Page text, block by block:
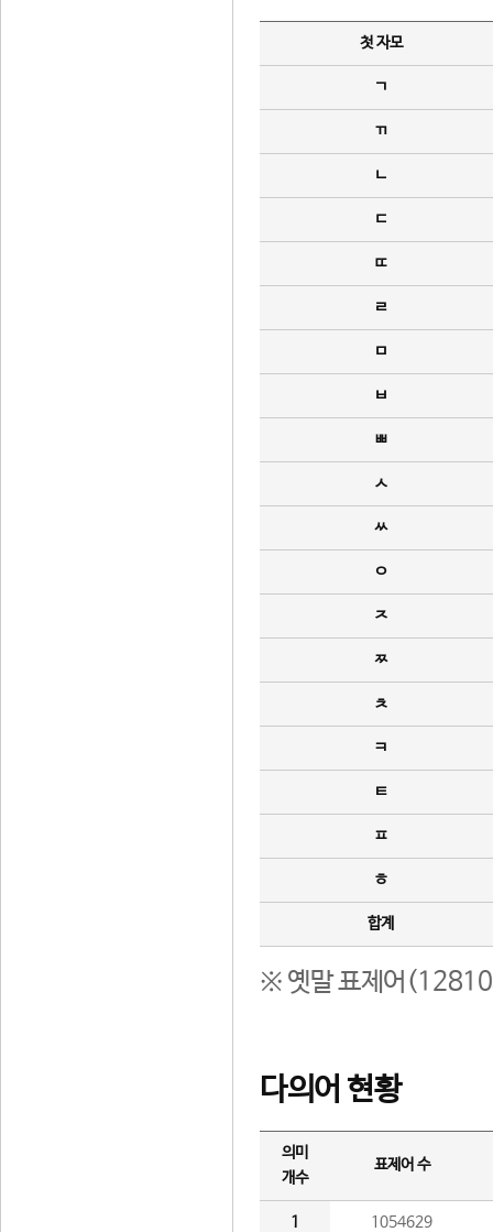
첫 자모
ㄱ
ㄲ
ㄴ
ㄷ
ㄸ
ㄹ
ㅁ
ㅂ
ㅃ
ㅅ
ㅆ
ㅇ
ㅈ
ㅉ
ㅊ
ㅋ
ㅌ
ㅍ
ㅎ
합계
※ 옛말 표제어(12810
다의어 현황
의미
개수
표제어 수
1 1054629